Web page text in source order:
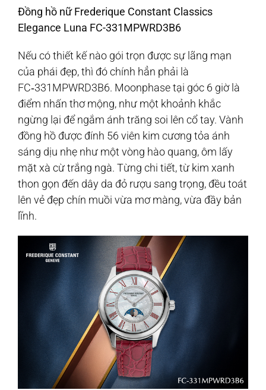
Đồng hồ nữ Frederique Constant Classics
Elegance Luna FC-331MPWRD3B6
Nếu có thiết kế nào gói trọn được sự lãng mạn
của phái đẹp, thì đó chính hẳn phải là
FC‑331MPWRD3B6. Moonphase tại góc 6 giờ là
điểm nhấn thơ mộng, như một khoảnh khắc
ngừng lại để ngắm ánh trăng soi lên cổ tay. Vành
đồng hồ được đính 56 viên kim cương tỏa ánh
sáng dịu nhẹ như một vòng hào quang, ôm lấy
mặt xà cừ trắng ngà. Từng chi tiết, từ kim xanh
thon gọn đến dây da đỏ rượu sang trọng, đều toát
lên vẻ đẹp chín muồi vừa mơ màng, vừa đầy bản
lĩnh.